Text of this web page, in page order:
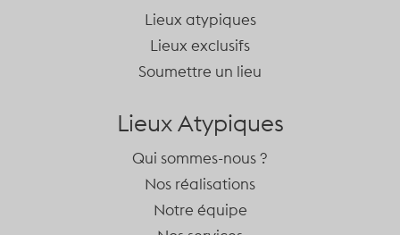
Lieux atypiques
Lieux exclusifs
Soumettre un lieu
Lieux Atypiques
Qui sommes-nous ?
Nos réalisations
Notre équipe